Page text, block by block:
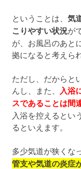
ということは、 気
こりやすい状況が
が、お風呂のあと
拠になると考えら
ただし、だからと
んし、また、 入浴
スであることは間
入浴を控えるとい
るといえます。
多少気道が狭くな
管支や気道の炎症